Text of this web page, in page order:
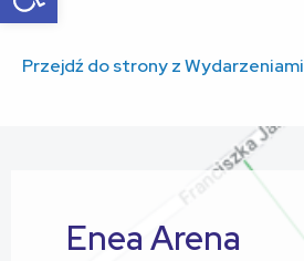
Przejdź do strony z Wydarzeniami
Enea Arena